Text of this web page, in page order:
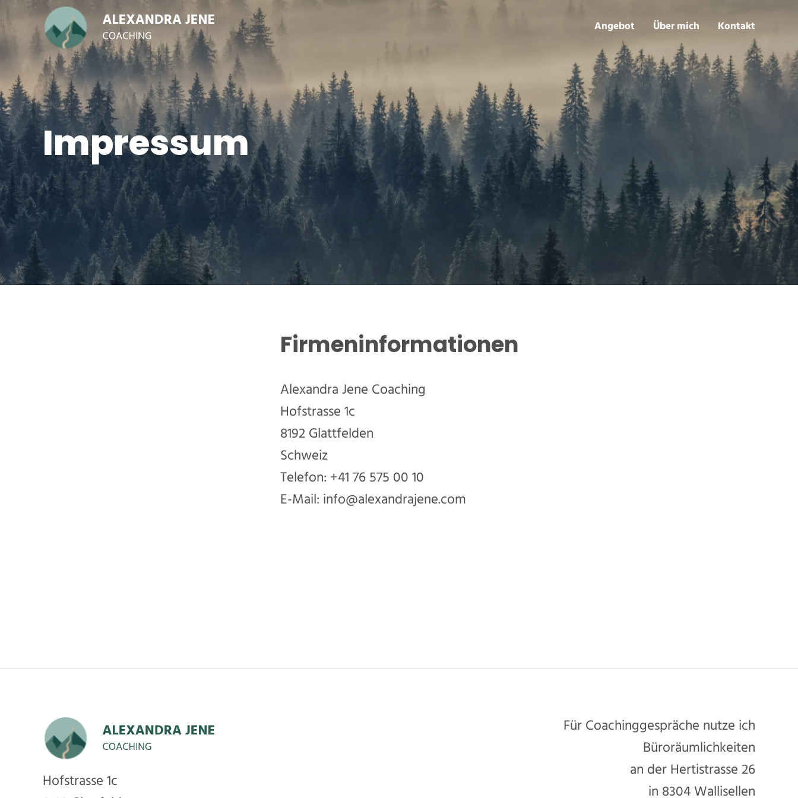
Angebot Über mich Kontakt
Impressum
Firmeninformationen
Alexandra Jene Coaching
Hofstrasse 1c
8192 Glattfelden
Schweiz
Telefon: +41 76 575 00 10
E-Mail: info@alexandrajene.com
Hofstrasse 1c
Für Coachinggespräche nutze ich
Büroräumlichkeiten
an der Hertistrasse 26
in 8304 Wallisellen